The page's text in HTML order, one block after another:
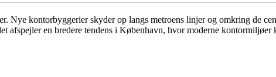
Nye kontorbyggerier skyder op langs metroens linjer og omkring de
afspejler en bredere tendens i København, hvor moderne